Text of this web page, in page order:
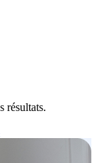
résultats.